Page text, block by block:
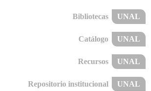
Bibliotecas UNAL
Catálogo UNAL
Recursos UNAL
Repositorio institucional UNAL